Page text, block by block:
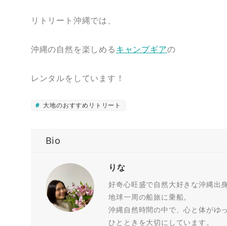
リトリート沖縄では、
沖縄の自然を楽しめるキャンプギアの
レンタルをしています！
大地のおすすめリトリート
Bio
りな
好奇心旺盛で自然大好きな沖縄出
地球一周の船旅に乗船。
沖縄自然時間の中で、心と体がゆ
ひとときを大切にしています。